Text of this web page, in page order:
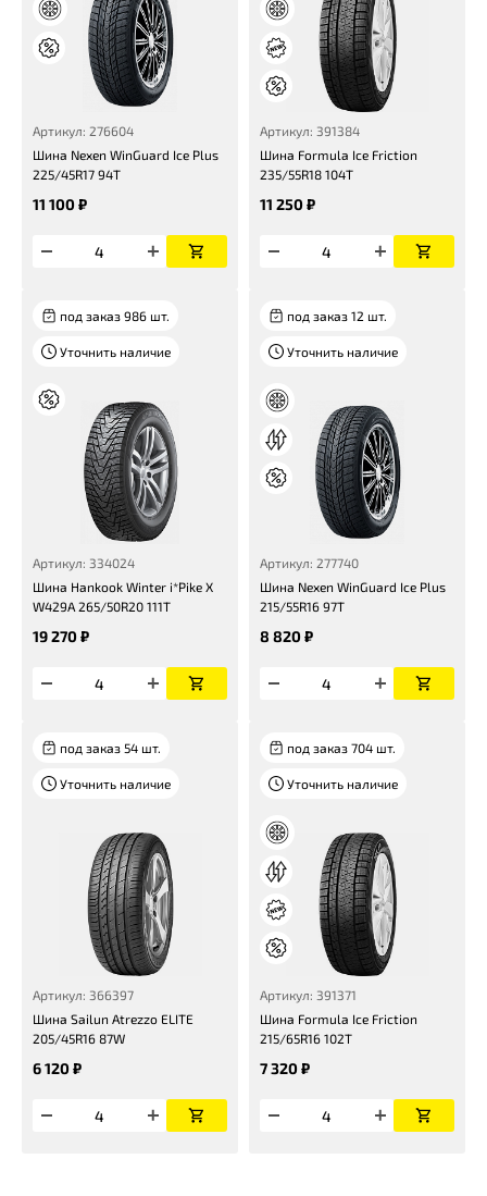
Артикул: 276604
Шина Nexen WinGuard Ice Plus
225/45R17 94T
11 100 ₽
Артикул: 391384
Шина Formula Ice Friction
235/55R18 104T
11 250 ₽
под заказ 986 шт.
Уточнить наличие
Артикул: 334024
Шина Hankook Winter i*Pike X
W429A 265/50R20 111T
19 270 ₽
под заказ 12 шт.
Уточнить наличие
Артикул: 277740
Шина Nexen WinGuard Ice Plus
215/55R16 97T
8 820 ₽
под заказ 54 шт.
Уточнить наличие
Артикул: 366397
Шина Sailun Atrezzo ELITE
205/45R16 87W
6 120 ₽
под заказ 704 шт.
Уточнить наличие
Артикул: 391371
Шина Formula Ice Friction
215/65R16 102T
7 320 ₽